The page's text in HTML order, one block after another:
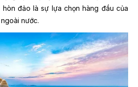
hòn đảo là sự lựa chọn hàng đầu của
nước.